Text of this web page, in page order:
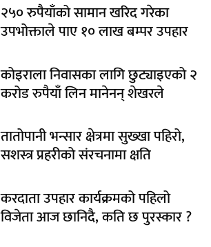
२५० रुपैयाँको सामान खरिद गरेका
उपभोक्ताले पाए १० लाख बम्पर उपहार
कोइराला निवासका लागि छुट्याइएको २
करोड रुपैयाँ लिन मानेनन् शेखरले
तातोपानी भन्सार क्षेत्रमा सुख्खा पहिरो,
सशस्त्र प्रहरीको संरचनामा क्षति
करदाता उपहार कार्यक्रमको पहिलो
विजेता आज छानिदै, कति छ पुरस्कार ?